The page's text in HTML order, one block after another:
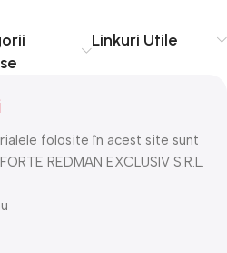
Linkuri Utile
folosite în acest site sunt
REDMAN EXCLUSIV S.R.L.